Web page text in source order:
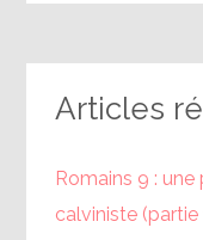
Articles
Romains 9 :
calviniste (partie